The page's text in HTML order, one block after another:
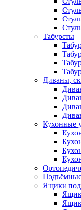
Табуреты
Диваны,
Кухонные
Ящики